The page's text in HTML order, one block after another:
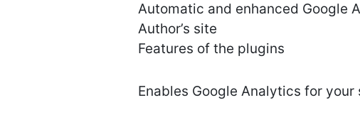
Automatic and enhanced Google
Author’s site
Features of the plugins
Enables Google Analytics for